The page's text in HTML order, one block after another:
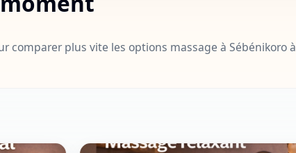
comparer plus vite les options massage à Sébénikoro à